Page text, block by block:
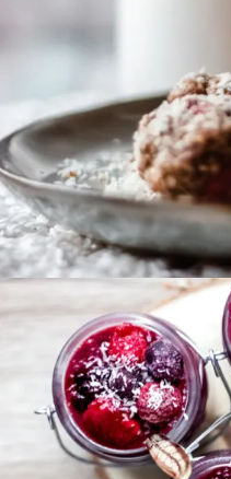
Energy balls beurre